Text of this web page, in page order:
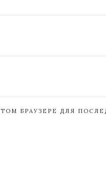
БРАУЗЕРЕ ДЛЯ